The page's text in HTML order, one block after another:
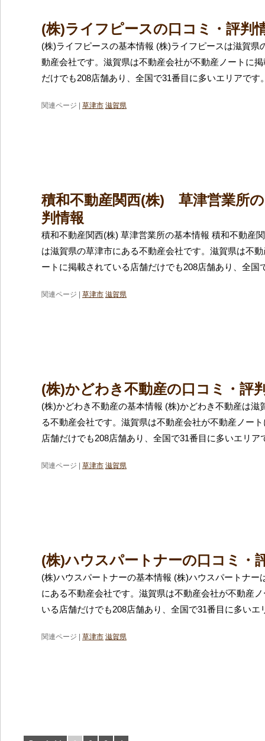
(株)ライフピースの口コミ・評判
(株)ライフピースの基本情報 (株)ライフピースは滋賀県
動産会社です。滋賀県は不動産会社が不動産ノートに
だけでも208店舗あり、全国で31番目に多いエリアです
関連ページ | 草津市 滋賀県
積和不動産関西(株) 草津営業所
判情報
積和不動産関西(株) 草津営業所の基本情報 積和不動産
は滋賀県の草津市にある不動産会社です。滋賀県は不
ートに掲載されている店舗だけでも208店舗あり、全国
関連ページ | 草津市 滋賀県
(株)かどわき不動産の口コミ・評
(株)かどわき不動産の基本情報 (株)かどわき不動産は滋
る不動産会社です。滋賀県は不動産会社が不動産ノー
店舗だけでも208店舗あり、全国で31番目に多いエリア
関連ページ | 草津市 滋賀県
(株)ハウスパートナーの口コミ・
(株)ハウスパートナーの基本情報 (株)ハウスパートナー
にある不動産会社です。滋賀県は不動産会社が不動産
いる店舗だけでも208店舗あり、全国で31番目に多いエ
関連ページ | 草津市 滋賀県